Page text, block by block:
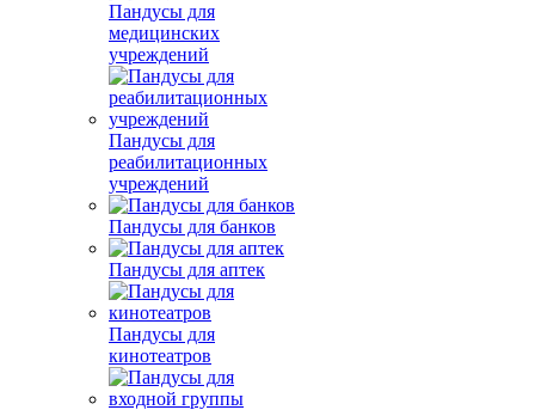
Пандусы для
медицинских
учреждений
Пандусы для
реабилитационных
учреждений
Пандусы для банков
Пандусы для аптек
Пандусы для
кинотеатров